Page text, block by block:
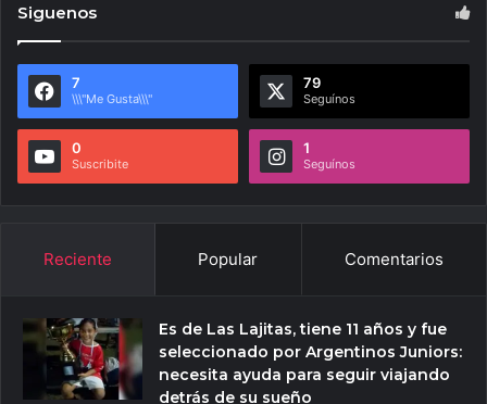
Siguenos
7
\\\"Me Gusta\\\"
79
Seguínos
0
Suscribite
1
Seguínos
Reciente Popular Comentarios
Es de Las Lajitas, tiene 11 años y fue
seleccionado por Argentinos Juniors:
necesita ayuda para seguir viajando
detrás de su sueño